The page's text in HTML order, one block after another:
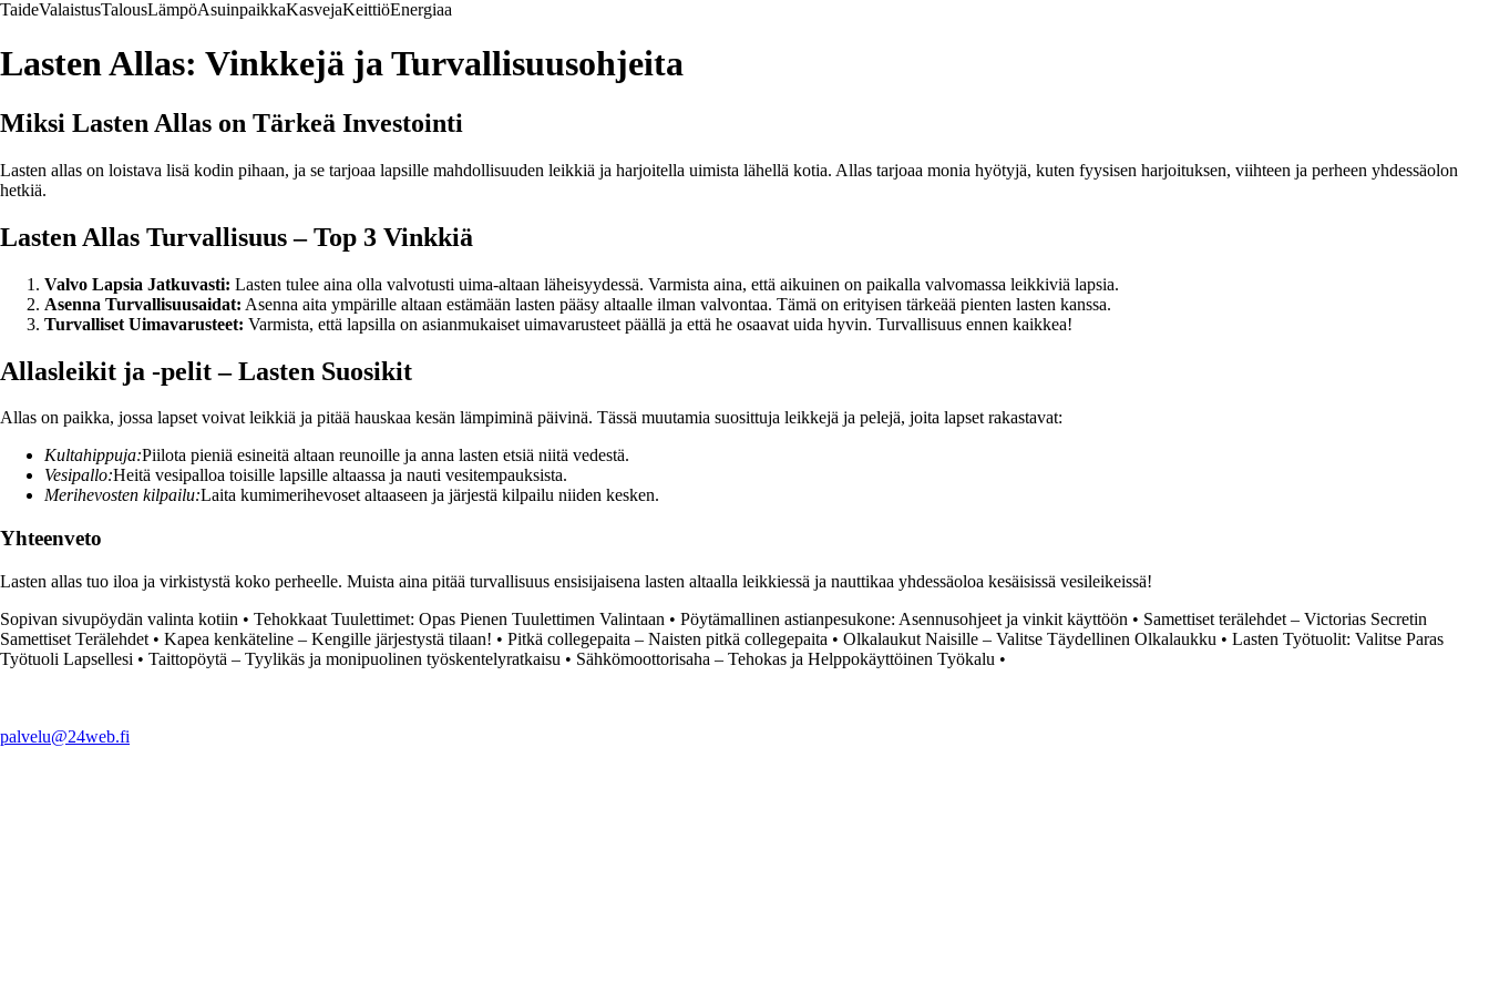
TaideValaistusTalousLämpöAsuinpaikkaKasvejaKeittiöEnergiaa
Lasten Allas: Vinkkejä ja Turvallisuusohjeita
Miksi Lasten Allas on Tärkeä Investointi
Lasten allas on loistava lisä kodin pihaan, ja se tarjoaa lapsille mahdollisuuden leikkiä ja harjoitella uimista lähellä kotia. Allas tarjoaa monia hyötyjä, kuten fyysisen harjoituksen, viihteen ja perheen yhdessäolon
hetkiä.
Lasten Allas Turvallisuus – Top 3 Vinkkiä
Valvo Lapsia Jatkuvasti: Lasten tulee aina olla valvotusti uima-altaan läheisyydessä. Varmista aina, että aikuinen on paikalla valvomassa leikkiviä lapsia.
Asenna Turvallisuusaidat: Asenna aita ympärille altaan estämään lasten pääsy altaalle ilman valvontaa. Tämä on erityisen tärkeää pienten lasten kanssa.
Turvalliset Uimavarusteet: Varmista, että lapsilla on asianmukaiset uimavarusteet päällä ja että he osaavat uida hyvin. Turvallisuus ennen kaikkea!
Allasleikit ja -pelit – Lasten Suosikit
Allas on paikka, jossa lapset voivat leikkiä ja pitää hauskaa kesän lämpiminä päivinä. Tässä muutamia suosittuja leikkejä ja pelejä, joita lapset rakastavat:
Kultahippuja:Piilota pieniä esineitä altaan reunoille ja anna lasten etsiä niitä vedestä.
Vesipallo:Heitä vesipalloa toisille lapsille altaassa ja nauti vesitempauksista.
Merihevosten kilpailu:Laita kumimerihevoset altaaseen ja järjestä kilpailu niiden kesken.
Yhteenveto
Lasten allas tuo iloa ja virkistystä koko perheelle. Muista aina pitää turvallisuus ensisijaisena lasten altaalla leikkiessä ja nauttikaa yhdessäoloa kesäisissä vesileikeissä!
Sopivan sivupöydän valinta kotiin • Tehokkaat Tuulettimet: Opas Pienen Tuulettimen Valintaan • Pöytämallinen astianpesukone: Asennusohjeet ja vinkit käyttöön • Samettiset terälehdet – Victorias Secretin
Samettiset Terälehdet • Kapea kenkäteline – Kengille järjestystä tilaan! • Pitkä collegepaita – Naisten pitkä collegepaita • Olkalaukut Naisille – Valitse Täydellinen Olkalaukku • Lasten Työtuolit: Valitse Paras
Työtuoli Lapsellesi • Taittopöytä – Tyylikäs ja monipuolinen työskentelyratkaisu • Sähkömoottorisaha – Tehokas ja Helppokäyttöinen Työkalu •
palvelu@24web.fi